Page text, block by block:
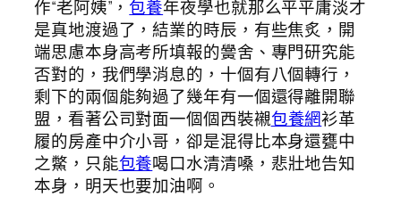
作“老阿姨”，包養年夜學也就那么平平庸淡才
是真地渡過了，結業的時辰，有些焦炙，開
端思慮本身高考所填報的黌舍、專門研究能
否對的，我們學消息的，十個有八個轉行，
剩下的兩個能夠過了幾年有一個還得離開聯
盟，看著公司對面一個個西裝襯包養網衫革
履的房產中介小哥，卻是混得比本身還甕中
之鱉，只能包養喝口水清清嗓，悲壯地告知
本身，明天也要加油啊。